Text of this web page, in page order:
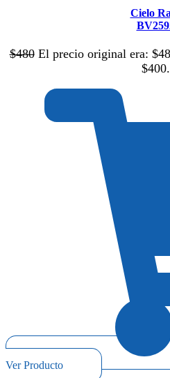
Cielo
$480 El precio original era:
$400.
Ver Producto